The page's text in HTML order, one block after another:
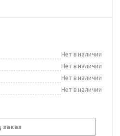
Нет в наличии
Нет в наличии
Нет в наличии
Нет в наличии
заказ